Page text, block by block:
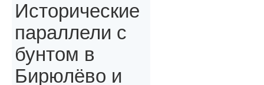
Исторические
параллели с
бунтом в
Бирюлёво и